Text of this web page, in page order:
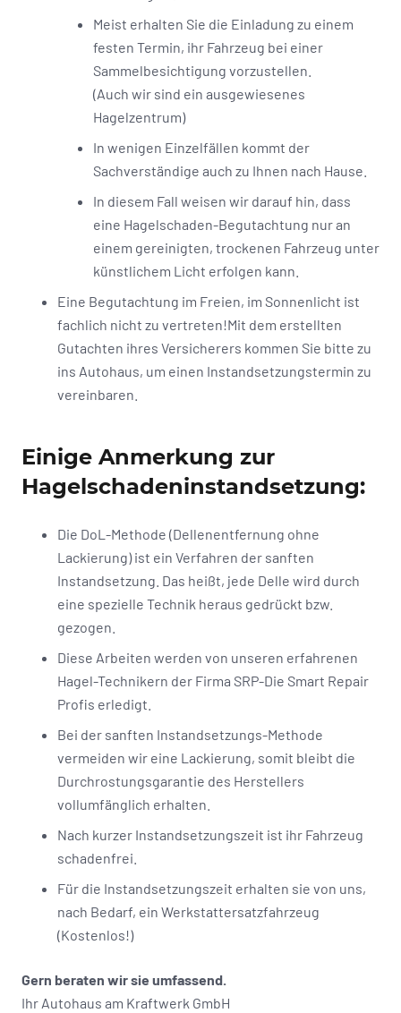
Meist erhalten Sie die Einladung zu einem
festen Termin, ihr Fahrzeug bei einer
Sammelbesichtigung vorzustellen.
(Auch wir sind ein ausgewiesenes
Hagelzentrum)
In wenigen Einzelfällen kommt der
Sachverständige auch zu Ihnen nach Hause.
In diesem Fall weisen wir darauf hin, dass
eine Hagelschaden-Begutachtung nur an
einem gereinigten, trockenen Fahrzeug unter
künstlichem Licht erfolgen kann.
Eine Begutachtung im Freien, im Sonnenlicht ist
fachlich nicht zu vertreten!Mit dem erstellten
Gutachten ihres Versicherers kommen Sie bitte zu
ins Autohaus, um einen Instandsetzungstermin zu
vereinbaren.
Einige Anmerkung zur
Hagelschadeninstandsetzung:
Die DoL-Methode (Dellenentfernung ohne
Lackierung) ist ein Verfahren der sanften
Instandsetzung. Das heißt, jede Delle wird durch
eine spezielle Technik heraus gedrückt bzw.
gezogen.
Diese Arbeiten werden von unseren erfahrenen
Hagel-Technikern der Firma SRP-Die Smart Repair
Profis erledigt.
Bei der sanften Instandsetzungs-Methode
vermeiden wir eine Lackierung, somit bleibt die
Durchrostungsgarantie des Herstellers
vollumfänglich erhalten.
Nach kurzer Instandsetzungszeit ist ihr Fahrzeug
schadenfrei.
Für die Instandsetzungszeit erhalten sie von uns,
nach Bedarf, ein Werkstattersatzfahrzeug
(Kostenlos!)
Gern beraten wir sie umfassend.
Ihr Autohaus am Kraftwerk GmbH